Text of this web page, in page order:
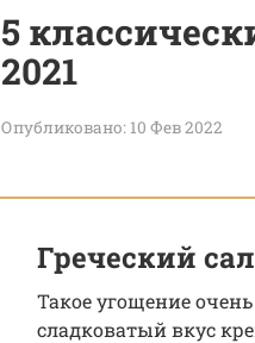
5
2021
Опубликовано: 10 Фев 2022
Греческий
Такое угощение
сладковатый вкус